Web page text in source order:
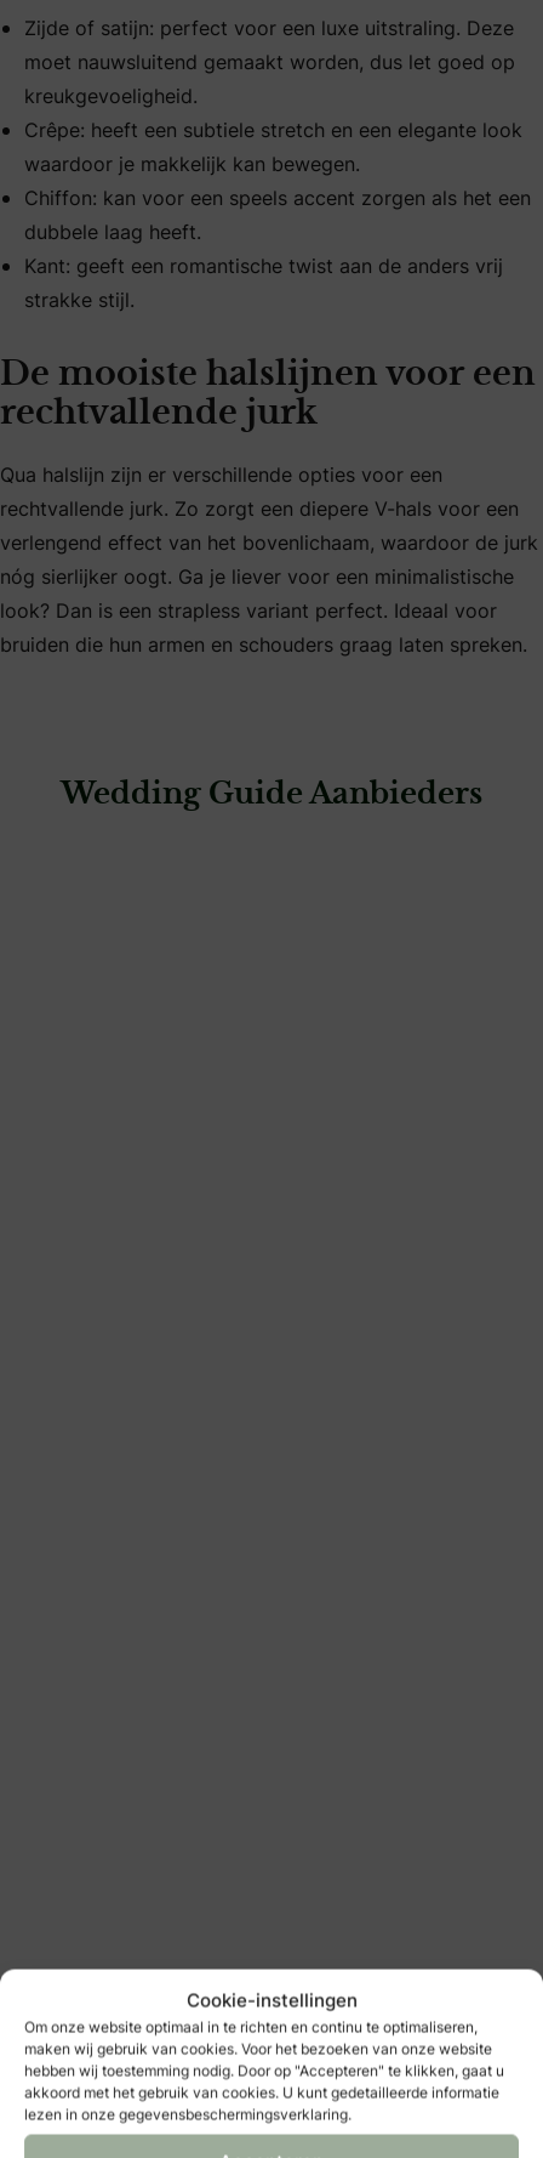
Cookie-instellingen
Om onze website optimaal in te richten en continu te optimaliseren,
maken wij gebruik van cookies. Voor het bezoeken van onze website
hebben wij toestemming nodig. Door op "Accepteren" te klikken, gaat u
akkoord met het gebruik van cookies. U kunt gedetailleerde informatie
lezen in onze gegevensbeschermingsverklaring.
Zijde of satijn: perfect voor een luxe uitstraling. Deze
moet nauwsluitend gemaakt worden, dus let goed op
kreukgevoeligheid.
Crêpe: heeft een subtiele stretch en een elegante look
waardoor je makkelijk kan bewegen.
Chiffon: kan voor een speels accent zorgen als het een
dubbele laag heeft.
Kant: geeft een romantische twist aan de anders vrij
strakke stijl.
De mooiste halslijnen voor een
rechtvallende jurk
Qua halslijn zijn er verschillende opties voor een
rechtvallende jurk. Zo zorgt een diepere V-hals voor een
verlengend effect van het bovenlichaam, waardoor de jurk
nóg sierlijker oogt. Ga je liever voor een minimalistische
look? Dan is een strapless variant perfect. Ideaal voor
bruiden die hun armen en schouders graag laten spreken.
Wedding Guide Aanbieders
Bekijk alle bruidsmode